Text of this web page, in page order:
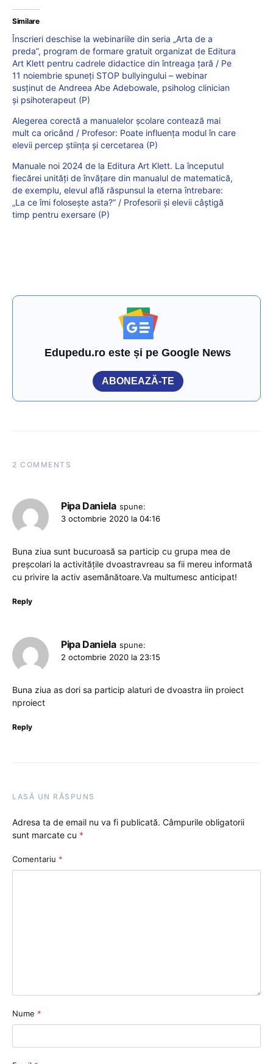
Similare
Înscrieri deschise la webinariile din seria „Arta de a
preda”, program de formare gratuit organizat de Editura
Art Klett pentru cadrele didactice din întreaga țară / Pe
11 noiembrie spuneți STOP bullyingului – webinar
susținut de Andreea Abe Adebowale, psiholog clinician
și psihoterapeut (P)
Alegerea corectă a manualelor școlare contează mai
mult ca oricând / Profesor: Poate influența modul în care
elevii percep știința și cercetarea (P)
Manuale noi 2024 de la Editura Art Klett. La începutul
fiecărei unități de învățare din manualul de matematică,
de exemplu, elevul află răspunsul la eterna întrebare:
„La ce îmi folosește asta?” / Profesorii și elevii câștigă
timp pentru exersare (P)
Edupedu.ro este și pe Google News
ABONEAZĂ-TE
2 COMMENTS
Pipa Daniela spune:
3 octombrie 2020 la 04:16
Buna ziua sunt bucuroasă sa particip cu grupa mea de
preșcolari la activitățile dvoastravreau sa fii mereu informată
cu privire la activ asemănătoare.Va multumesc anticipat!
Reply
Pipa Daniela spune:
2 octombrie 2020 la 23:15
Buna ziua as dori sa particip alaturi de dvoastra iin proiect
nproiect
Reply
LASĂ UN RĂSPUNS
Adresa ta de email nu va fi publicată. Câmpurile obligatorii
sunt marcate cu *
Comentariu *
Nume *